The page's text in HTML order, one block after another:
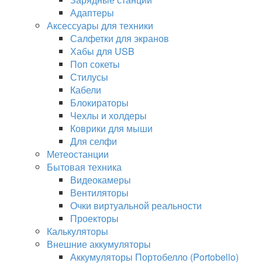
Адаптеры
Аксессуары для техники
Салфетки для экранов
Хабы для USB
Поп сокеты
Стилусы
Кабели
Блокираторы
Чехлы и холдеры
Коврики для мыши
Для селфи
Метеостанции
Бытовая техника
Видеокамеры
Вентиляторы
Очки виртуальной реальности
Проекторы
Калькуляторы
Внешние аккумуляторы
Аккумуляторы Портобелло (Portobello)